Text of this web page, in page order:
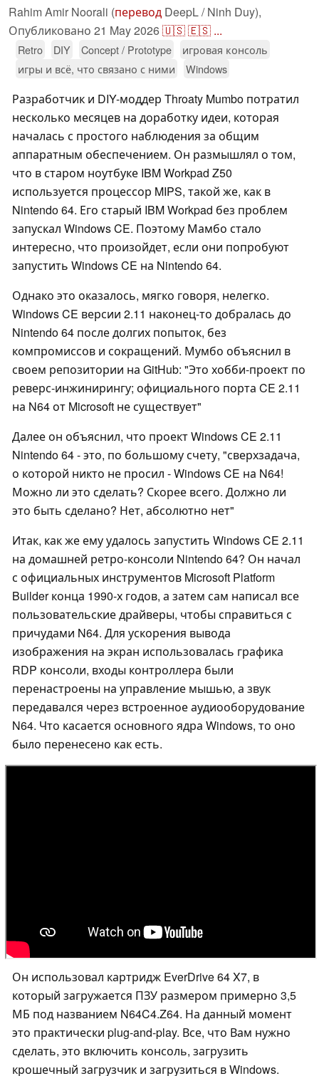
Rahim Amir Noorali (перевод DeepL / Ninh Duy),
Опубликовано 21 May 2026🇺🇸🇪🇸 ...
Retro DIY Concept / Prototype
игровая консоль
игры и всё, что связано с ними
Windows
Разработчик и DIY-моддер Throaty Mumbo потратил
несколько месяцев на доработку идеи, которая
началась с простого наблюдения за общим
аппаратным обеспечением. Он размышлял о том,
что в старом ноутбуке IBM Workpad Z50
используется процессор MIPS, такой же, как в
Nintendo 64. Его старый IBM Workpad без проблем
запускал Windows CE. Поэтому Мамбо стало
интересно, что произойдет, если они попробуют
запустить Windows CE на Nintendo 64.
Однако это оказалось, мягко говоря, нелегко.
Windows CE версии 2.11 наконец-то добралась до
Nintendo 64 после долгих попыток, без
компромиссов и сокращений. Мумбо объяснил в
своем репозитории на GitHub: "Это хобби-проект по
реверс-инжинирингу; официального порта CE 2.11
на N64 от Microsoft не существует"
Далее он объяснил, что проект Windows CE 2.11
Nintendo 64 - это, по большому счету, "сверхзадача,
о которой никто не просил - Windows CE на N64!
Можно ли это сделать? Скорее всего. Должно ли
это быть сделано? Нет, абсолютно нет"
Итак, как же ему удалось запустить Windows CE 2.11
на домашней ретро-консоли Nintendo 64? Он начал
с официальных инструментов Microsoft Platform
Builder конца 1990-х годов, а затем сам написал все
пользовательские драйверы, чтобы справиться с
причудами N64. Для ускорения вывода
изображения на экран использовалась графика
RDP консоли, входы контроллера были
перенастроены на управление мышью, а звук
передавался через встроенное аудиооборудование
N64. Что касается основного ядра Windows, то оно
было перенесено как есть.
Он использовал картридж EverDrive 64 X7, в
который загружается ПЗУ размером примерно 3,5
МБ под названием N64C4.Z64. На данный момент
это практически plug-and-play. Все, что Вам нужно
сделать, это включить консоль, загрузить
крошечный загрузчик и загрузиться в Windows.